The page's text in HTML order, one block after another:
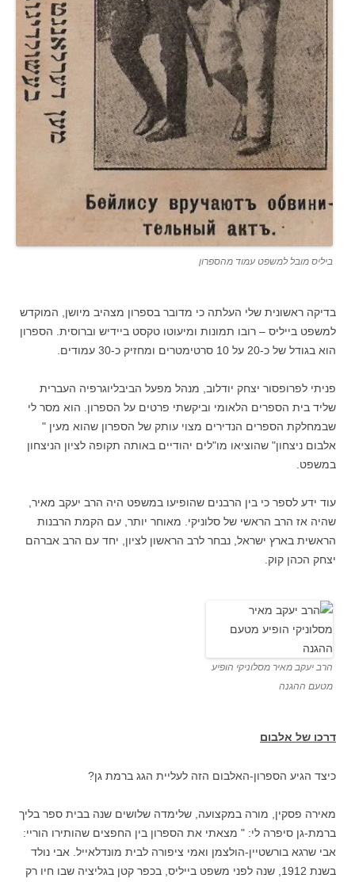
ביליס מובל למשפט עמוד מהספרון
בדיקה ראשונית שלי העלתה כי מדובר בספרון מצהיב מיושן, המוקדש
למשפט בייליס – רובו תמונות ומיעוטו טקסט ביידיש וברוסית. הספרון
הוא בגודל של כ-20 על 10 סרטימטרים ומחזיק כ-30 עמודים.
פניתי לפרופסור יצחק יודלוב, מנהל מפעל הביבליוגרפיה העברית
שליד בית הספרים הלאומי וביקשתי פרטים על הספרון. הוא מסר לי
שבמחלקת הספרים הנדירים מצוי עותק של הספרון שהוא מעין "
אלבום ניצחון" שהוציאו מו"לים יהודיים באותה תקופה לציון הניצחון
במשפט.
עוד ידע לספר כי בין הרבנים שהופיעו במשפט היה הרב יעקב מאיר,
שהיה אז הרב הראשי של סלוניקי. מאוחר יותר, עם הקמת הרבנות
הראשית בארץ ישראל, נבחר לרב הראשון לציון, יחד עם הרב אברהם
יצחק הכהן קוק.
הרב יעקב מאיר מסלוניקי הופיע
מטעם ההגנה
דרכו של אלבום
כיצד הגיע הספרון-האלבום הזה לעליית הגג ברמת גן?
מאירה פסקין, מורה במקצועה, שלימדה שלושים שנה בבית ספר בליך
ברמת-גן סיפרה לי: " מצאתי את הספרון בין החפצים שהותירו הוריי:
אבי שרגא בורשטיין-הולצמן ואמי ציפורה לבית מונדלאייל. אבי נולד
בשנת 1912, שנה לפני משפט בייליס, בכפר קטן בגליציה שבו חיו רק